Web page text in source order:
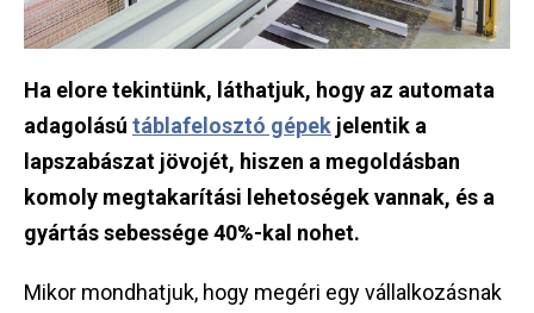
Ha e lore tekintünk, láthatjuk, hogy az automata
adagolású táblafelosztó gépek jelentik a
lapszabászat jövojét, hiszen a megoldásban
komoly megtakarítási lehetoségek vannak, és a
gyártás sebessége 40%-kal nohet.
Mikor mondhatjuk, hogy megéri egy vállalkozásnak